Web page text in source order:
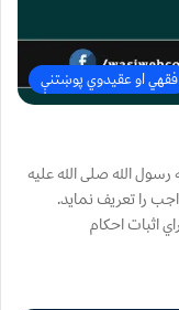
فقهي او عقیدوي پوښتنې
رسول الله صلی الله علیه
را تعریف نماید.